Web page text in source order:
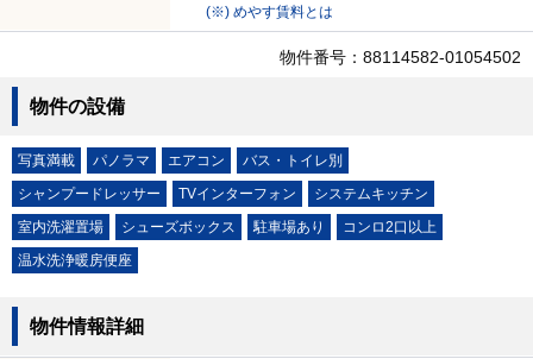
(※) めやす賃料とは
物件番号：88114582-01054502
物件の設備
写真満載 パノラマ エアコン
バス・トイレ別
シャンプードレッサー
TVインターフォン
システムキッチン
室内洗濯置場
シューズボックス 駐車場あり
コンロ2口以上
温水洗浄暖房便座
物件情報詳細